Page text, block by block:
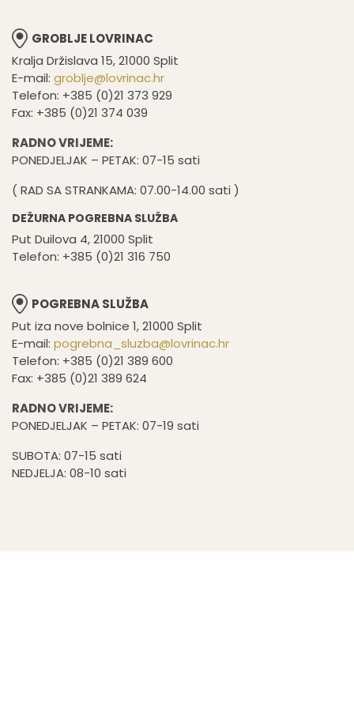
GROBLJE LOVRINAC
Kralja Držislava 15, 21000 Split
E-mail: groblje@lovrinac.hr
Telefon: +385 (0)21 373 929
Fax: +385 (0)21 374 039
RADNO VRIJEME:
PONEDJELJAK – PETAK: 07-15 sati
( RAD SA STRANKAMA: 07.00-14.00 sati )
DEŽURNA POGREBNA SLUŽBA
Put Duilova 4, 21000 Split
Telefon: +385 (0)21 316 750
POGREBNA SLUŽBA
Put iza nove bolnice 1, 21000 Split
E-mail: pogrebna_sluzba@lovrinac.hr
Telefon: +385 (0)21 389 600
Fax: +385 (0)21 389 624
RADNO VRIJEME:
PONEDJELJAK – PETAK: 07-19 sati
SUBOTA: 07-15 sati
NEDJELJA: 08-10 sati